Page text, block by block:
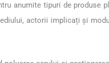
anumite tipuri de produse
actorii implicați și